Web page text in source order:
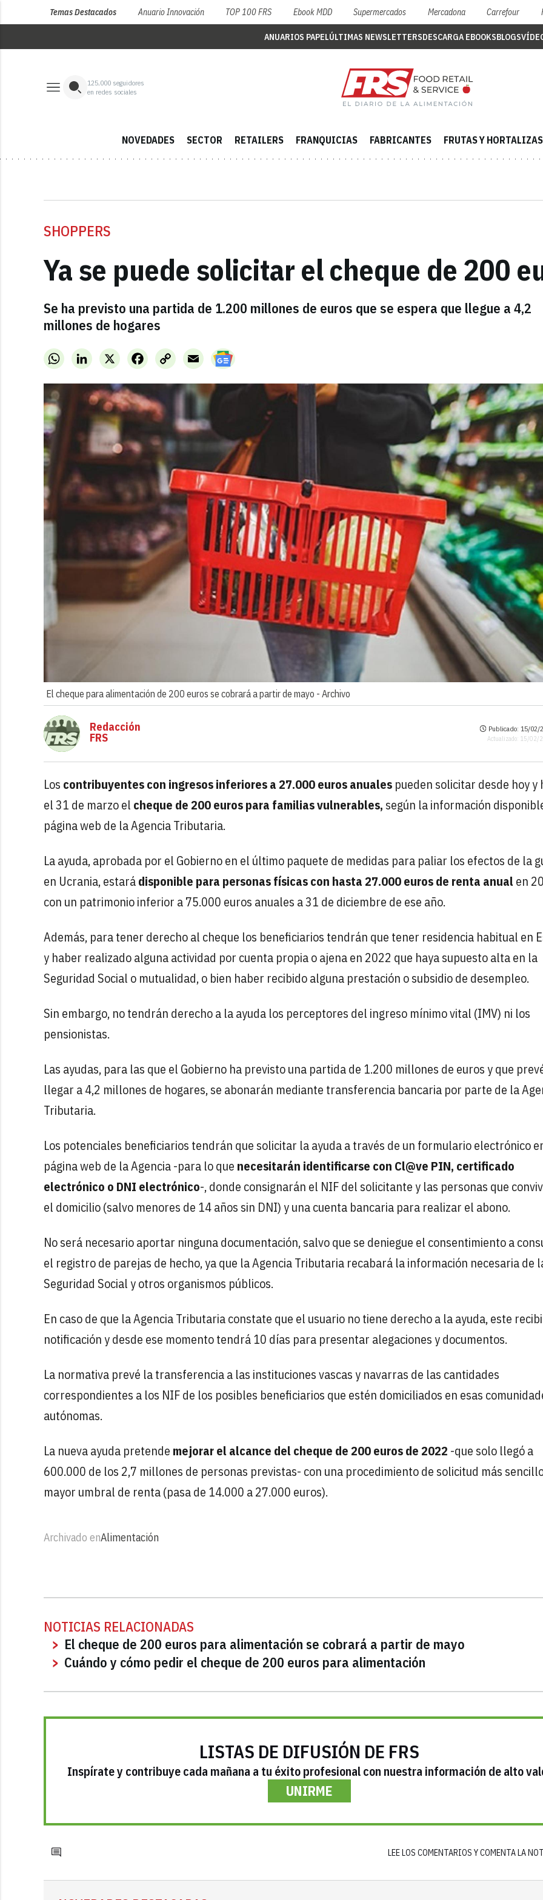
Temas Destacados Anuario Innovación TOP 100 FRS Ebook MDD Supermercados Mercadona Carrefour
ANUARIOS PAPELÚLTIMAS NEWSLETTERSDESCARGA EBOOKSBLOGS
125,000 seguidores
en redes sociales
NOVEDADES SECTOR RETAILERS FRANQUICIAS FABRICANTES FRUTAS Y HORTALIZAS
SHOPPERS
Ya se puede solicitar el cheque de 200
Se ha previsto una partida de 1.200 millones de euros que se espera que llegue a 4,2
millones de hogares
WhatsAppLinkedInX FacebookCopy
Link
Email
El cheque para alimentación de 200 euros se cobrará a partir de mayo - Archivo
Redacción
FRS
Publicado: 15/02/
Actualizado: 15/02/
Los contribuyentes con ingresos inferiores a 27.000 euros anuales pueden solicitar desde hoy y
el 31 de marzo el cheque de 200 euros para familias vulnerables, según la información
página web de la Agencia Tributaria.
La ayuda, aprobada por el Gobierno en el último paquete de medidas para paliar los efectos de la
en Ucrania, estarádisponible para personas físicas con hasta 27.000 euros de renta anualen
con un patrimonio inferior a 75.000 euros anuales a 31 de diciembre de ese año.
Además, para tener derecho al cheque los beneficiarios tendrán que tener residencia habitual en
y haber realizado alguna actividad por cuenta propia o ajena en 2022 que haya supuesto alta en la
Seguridad Social o mutualidad, o bien haber recibido alguna prestación o subsidio de desempleo.
Sin embargo, no tendrán derecho a la ayuda los perceptores del ingreso mínimo vital (IMV) ni los
pensionistas.
Las ayudas, para las que el Gobierno ha previsto una partida de 1.200 millones de euros y que
llegar a 4,2 millones de hogares, se abonarán mediante transferencia bancaria por parte de la
Tributaria.
Los potenciales beneficiarios tendrán que solicitar la ayuda a través de un formulario electrónico
página web de la Agencia -para lo que necesitarán identificarse con Cl@ve PIN, certificado
electrónico o DNI electrónico-, donde consignarán el NIF del solicitante y las personas que
el domicilio (salvo menores de 14 años sin DNI) y una cuenta bancaria para realizar el abono.
No será necesario aportar ninguna documentación, salvo que se deniegue el consentimiento a
el registro de parejas de hecho, ya que la Agencia Tributaria recabará la información necesaria de
Seguridad Social y otros organismos públicos.
En caso de que la Agencia Tributaria constate que el usuario no tiene derecho a la ayuda, este
notificación y desde ese momento tendrá 10 días para presentar alegaciones y documentos.
La normativa prevé la transferencia a las instituciones vascas y navarras de las cantidades
correspondientes a los NIF de los posibles beneficiarios que estén domiciliados en esas
autónomas.
La nueva ayuda pretende mejorar el alcance del cheque de 200 euros de 2022 -que solo llegó a
600.000 de los 2,7 millones de personas previstas- con una procedimiento de solicitud más
mayor umbral de renta (pasa de 14.000 a 27.000 euros).
Archivado enAlimentación
NOTICIAS RELACIONADAS
El cheque de 200 euros para alimentación se cobrará a partir de mayo
Cuándo y cómo pedir el cheque de 200 euros para alimentación
LISTAS DE DIFUSIÓN DE FRS
Inspírate y contribuye cada mañana a tu éxito profesional con nuestra información de alto
UNIRME
LEE LOS COMENTARIOS Y COMENTA LA